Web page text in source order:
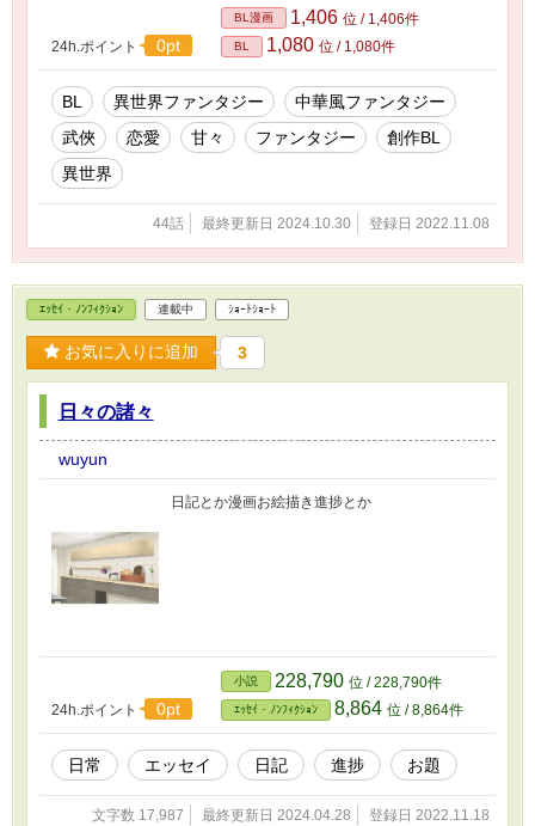
件・歴史・文化等とは一切関係ございません。
✼••┈┈┈┈••✼••┈┈┈┈••✼
24h.ポイント
0pt
BL漫画 1,406 位 / 1,406件
BL 1,080 位 / 1,080件
BL 異世界ファンタジー
中華風ファンタジー
武俠
恋愛 甘々 ファンタジー
創作BL
異世界
44話 最終更新日 2024.10.30 登録日 2022.11.08
ｴｯｾｲ・ﾉﾝﾌｨｸｼｮﾝ 連載中 ｼｮｰﾄｼｮｰﾄ
お気に入りに追加 3
日々の諸々
wuyun
日記とか漫画お絵描き進捗とか
24h.ポイント 0pt
小説 228,790 位 / 228,790件
ｴｯｾｲ・ﾉﾝﾌｨｸｼｮﾝ 8,864 位 / 8,864件
日常 エッセイ 日記 進捗 お題
文字数 17,987 最終更新日 2024.04.28 登録日 2022.11.18